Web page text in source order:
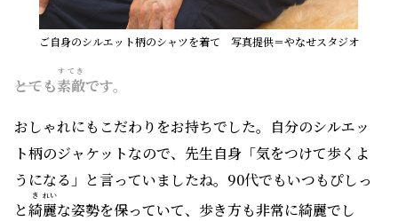
ご自身のシルエット柄のシャツを着て 写真提供＝やなせスタジオ
――とても素敵
すてき
です。
おしゃれにもこだわりをお持ちでした。自分のシルエッ
ト柄のジャケットなので、先生自身「気をつけて歩くよ
うになる」と言っていましたね。90代でもいつもぴしっ
と綺
き
麗
れい
な姿勢を保っていて、歩き方も非常に綺麗でし